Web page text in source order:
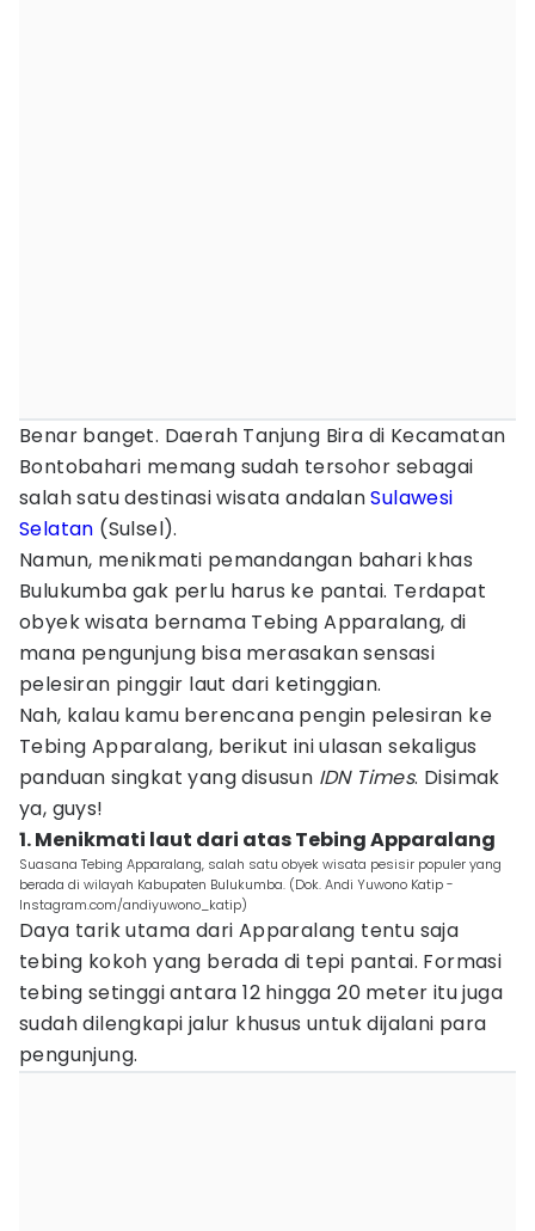
Benar banget. Daerah Tanjung Bira di Kecamatan
Bontobahari memang sudah tersohor sebagai
salah satu destinasi wisata andalanSulawesi
Selatan (Sulsel).
Namun, menikmati pemandangan bahari khas
Bulukumba gak perlu harus ke pantai. Terdapat
obyek wisata bernama Tebing Apparalang, di
mana pengunjung bisa merasakan sensasi
pelesiran pinggir laut dari ketinggian.
Nah, kalau kamu berencana pengin pelesiran ke
Tebing Apparalang, berikut ini ulasan sekaligus
panduan singkat yang disusun IDN Times. Disimak
ya, guys!
1. Menikmati laut dari atas Tebing Apparalang
Suasana Tebing Apparalang, salah satu obyek wisata pesisir populer yang
berada di wilayah Kabupaten Bulukumba. (Dok. Andi Yuwono Katip -
Instagram.com/andiyuwono_katip)
Daya tarik utama dari Apparalang tentu saja
tebing kokoh yang berada di tepi pantai. Formasi
tebing setinggi antara 12 hingga 20 meter itu juga
sudah dilengkapi jalur khusus untuk dijalani para
pengunjung.